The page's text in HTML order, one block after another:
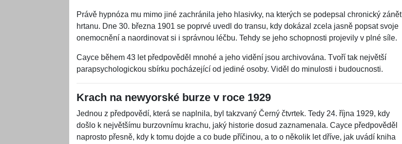
Právě hypnóza mu mimo jiné zachránila jeho hlasivky, na kterých se podepsal chronický zánět
hrtanu. Dne 30. března 1901 se poprvé uvedl do transu, kdy dokázal zcela jasně popsat svoje
onemocnění a naordinovat si i správnou léčbu. Tehdy se jeho schopnosti projevily v plné síle.
Cayce během 43 let předpověděl mnohé a jeho vidění jsou archivována. Tvoří tak největší
parapsychologickou sbírku pocházející od jediné osoby. Viděl do minulosti i budoucnosti.
Krach na newyorské burze v roce 1929
Jednou z předpovědí, která se naplnila, byl takzvaný Černý čtvrtek. Tedy 24. října 1929, kdy
došlo k největšímu burzovnímu krachu, jaký historie dosud zaznamenala. Cayce předpověděl
naprosto přesně, kdy k tomu dojde a co bude příčinou, a to o několik let dříve, jak uvádí kniha